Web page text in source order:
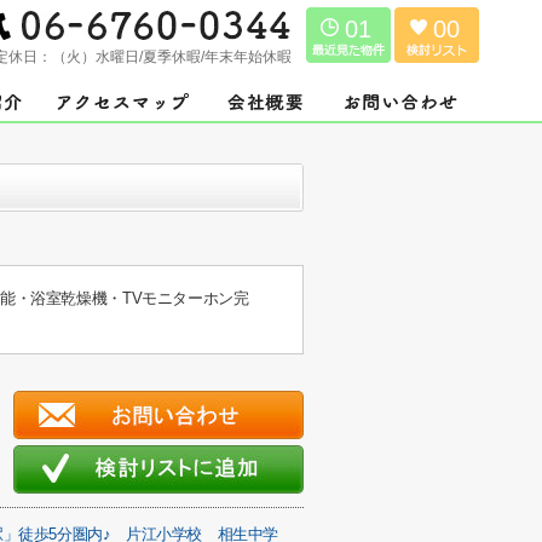
休日： （火）水曜日/夏季休暇/年末年始休暇
01 00
・浴室乾燥機・TVモニターホン完
徒歩5分圏内♪ 片江小学校 相生中学